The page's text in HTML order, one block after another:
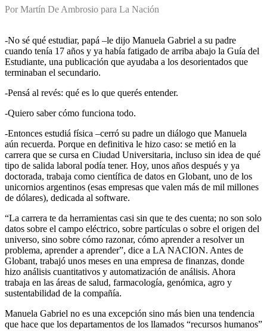
Por Martín De Ambrosio para La Nación
-No sé qué estudiar, papá –le dijo Manuela Gabriel a su padre
cuando tenía 17 años y ya había fatigado de arriba abajo la Guía del
Estudiante, una publicación que ayudaba a los desorientados que
terminaban el secundario.
-Pensá al revés: qué es lo que querés entender.
-Quiero saber cómo funciona todo.
-Entonces estudiá física –cerró su padre un diálogo que Manuela
aún recuerda. Porque en definitiva le hizo caso: se metió en la
carrera que se cursa en Ciudad Universitaria, incluso sin idea de qué
tipo de salida laboral podía tener. Hoy, unos años después y ya
doctorada, trabaja como científica de datos en Globant, uno de los
unicornios argentinos (esas empresas que valen más de mil millones
de dólares), dedicada al software.
“La carrera te da herramientas casi sin que te des cuenta; no son solo
datos sobre el campo eléctrico, sobre partículas o sobre el origen del
universo, sino sobre cómo razonar, cómo aprender a resolver un
problema, aprender a aprender”, dice a LA NACION. Antes de
Globant, trabajó unos meses en una empresa de finanzas, donde
hizo análisis cuantitativos y automatización de análisis. Ahora
trabaja en las áreas de salud, farmacología, genómica, agro y
sustentabilidad de la compañía.
Manuela Gabriel no es una excepción sino más bien una tendencia
que hace que los departamentos de los llamados “recursos humanos”